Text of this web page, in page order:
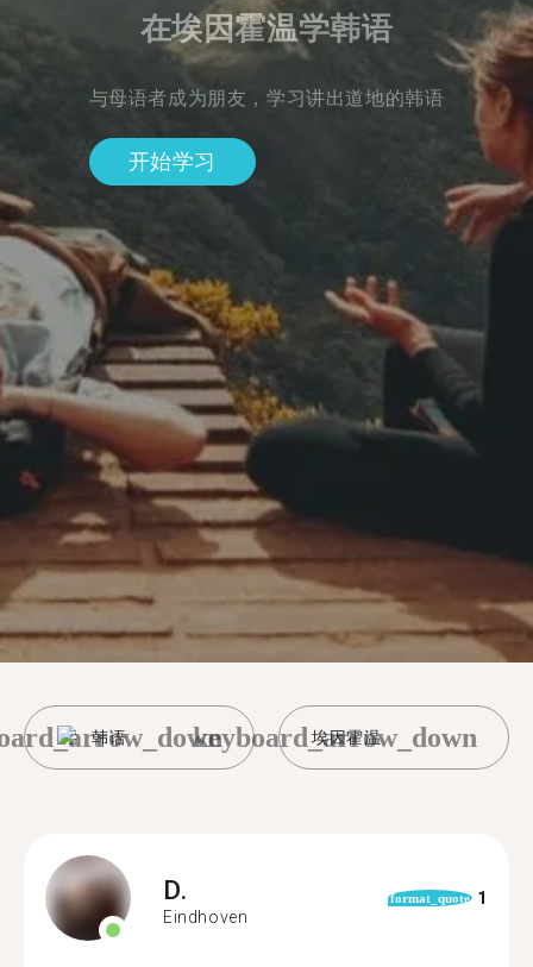
在埃因霍温学韩语
与母语者成为朋友，学习讲出道地的韩语
开始学习
韩语 埃因霍温
keyboard_arrow_down
D.
Eindhoven
format_quote 1